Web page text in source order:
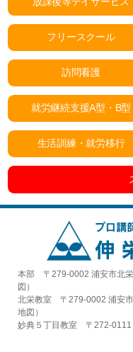
フリースクール
訪問看護
就労継続支援A型・B型
生活訓練・就労移行
本部 〒279-0002 浦安市北
図 ）
北栄教室 〒279-0002 浦安
地図 ）
妙典５丁目教室 〒272-